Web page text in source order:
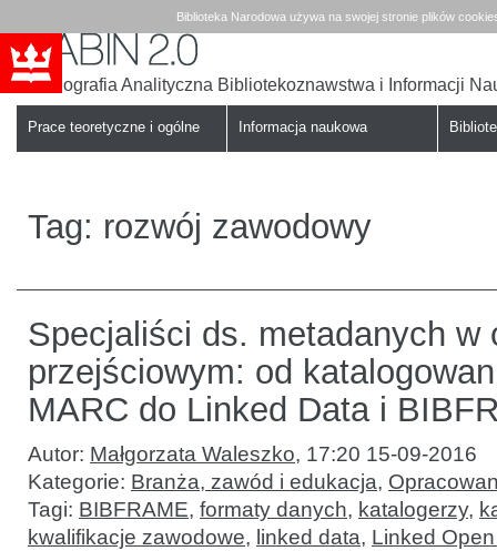
Biblioteka Narodowa używa na swojej stronie plików
Babin
Bibliografia Analityczna Bibliotekoznawstwa i Informacji
Prace teoretyczne i ogólne Informacja naukowa
Tag: rozwój zawodowy
Specjaliści ds. metadanych w
przejściowym: od
MARC do Linked Data i
Autor: Małgorzata Waleszko, 17:20 15-09-2016
Kategorie: Branża, zawód i edukacja,
Tagi: BIBFRAME, formaty danych, katalogerzy,
kwalifikacje zawodowe, linked data, Linked